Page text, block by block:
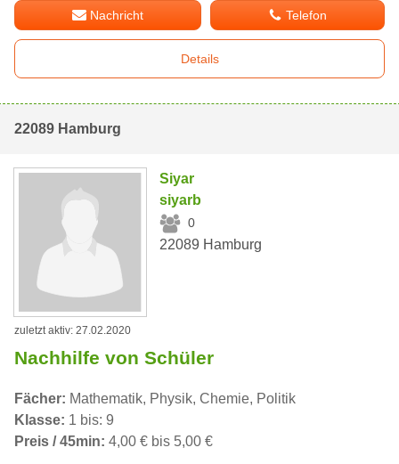
Nachricht Telefon
Details
22089 Hamburg
Siyar
siyarb
0
22089 Hamburg
zuletzt aktiv: 27.02.2020
Nachhilfe von Schüler
Fächer: Mathematik, Physik, Chemie, Politik
Klasse: 1 bis: 9
Preis / 45min: 4,00 € bis 5,00 €